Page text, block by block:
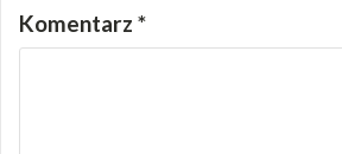
Komentarz *